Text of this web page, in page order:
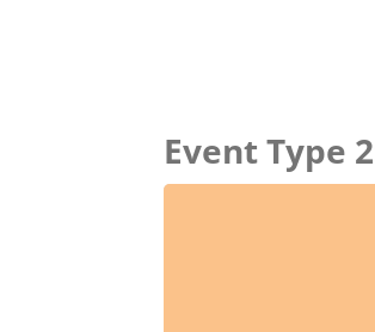
Event Type